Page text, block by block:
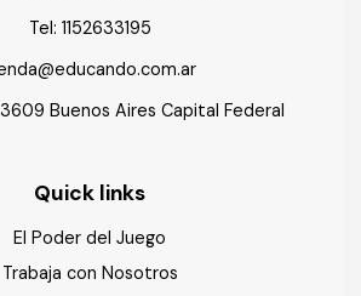
Tel: 1152633195
Buenos Aires Capital Federal
Quick links
El Poder del Juego
Trabaja con Nosotros